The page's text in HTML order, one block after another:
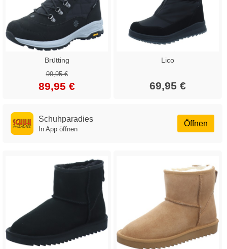
Brütting
99,95 €
89,95 €
Lico
69,95 €
Öffnen
Schuhparadies
In App öffnen